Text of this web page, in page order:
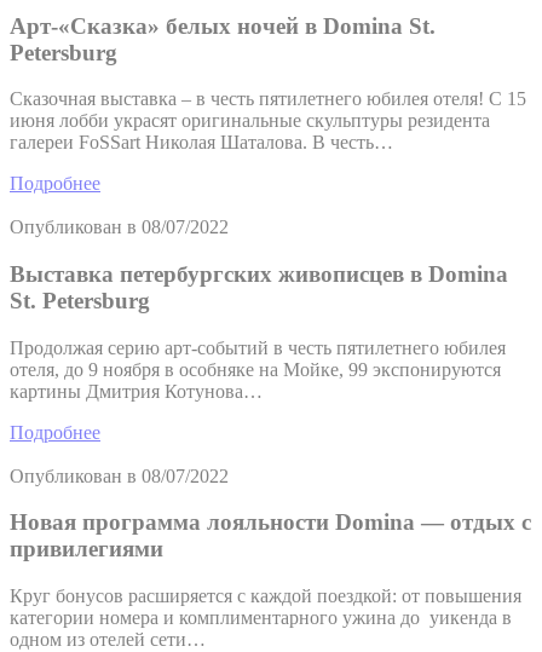
Арт-«Сказка» белых ночей в Domina St.
Petersburg
Сказочная выставка – в честь пятилетнего юбилея отеля! С 15
июня лобби украсят оригинальные скульптуры резидента
галереи FoSSart Николая Шаталова. В честь…
Подробнее
Опубликован в 08/07/2022
Выставка петербургских живописцев в Domina
St. Petersburg
Продолжая серию арт-событий в честь пятилетнего юбилея
отеля, до 9 ноября в особняке на Мойке, 99 экспонируются
картины Дмитрия Котунова…
Подробнее
Опубликован в 08/07/2022
Новая программа лояльности Domina — отдых с
привилегиями
Круг бонусов расширяется с каждой поездкой: от повышения
категории номера и комплиментарного ужина до уикенда в
одном из отелей сети…